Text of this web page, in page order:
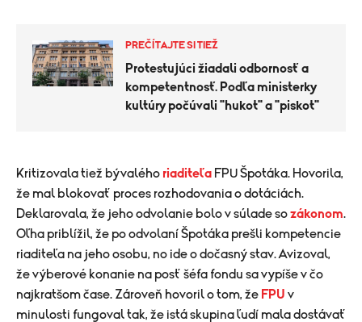
PREČÍTAJTE SI TIEŽ
Protestujúci žiadali odbornosť a
kompetentnosť. Podľa ministerky
kultúry počúvali "hukot" a "piskot"
Kritizovala tiež bývalého riaditeľa FPU Špotáka. Hovorila,
že mal blokovať proces rozhodovania o dotáciách.
Deklarovala, že jeho odvolanie bolo v súlade sozákonom.
Oľha priblížil, že po odvolaní Špotáka prešli kompetencie
riaditeľa na jeho osobu, no ide o dočasný stav. Avizoval,
že výberové konanie na posť šéfa fondu sa vypíše v čo
najkratšom čase. Zároveň hovoril o tom, že FPU v
minulosti fungoval tak, že istá skupina ľudí mala dostávať